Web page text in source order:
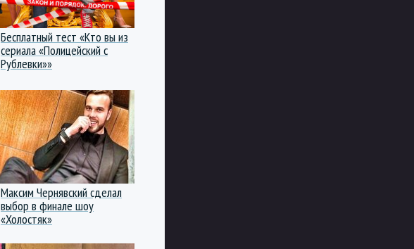
Бесплатный тест «Кто вы из
сериала «Полицейский с
Рублевки»»
Максим Чернявский сделал
выбор в финале шоу
«Холостяк»